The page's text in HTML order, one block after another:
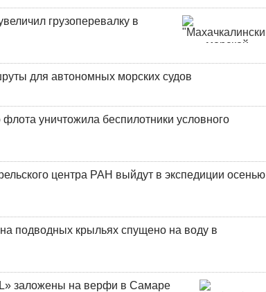
грузоперевалку в
для автономных морских судов
уничтожила беспилотники условного
центра РАН выйдут в экспедиции осенью
подводных крыльях спущено на воду в
заложены на верфи в Самаре